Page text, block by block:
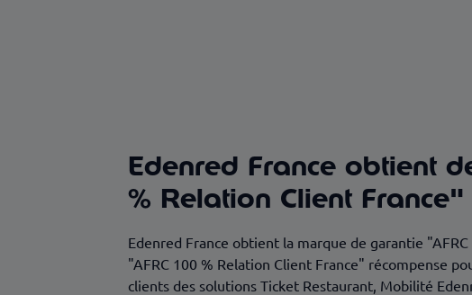
Edenred France obtient
% Relation Client France"
Edenred France obtient la marque de garantie
"AFRC 100 % Relation Client France" récompense
clients des solutions Ticket Restaurant, Mobilité